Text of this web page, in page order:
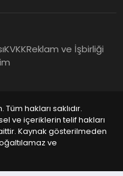
KVKKReklam ve İşbirliği
hakları saklıdır.
ve içeriklerin telif hakları
Kaynak gösterilmeden
ve